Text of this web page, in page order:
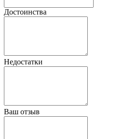
Достоинства
Недостатки
Ваш отзыв